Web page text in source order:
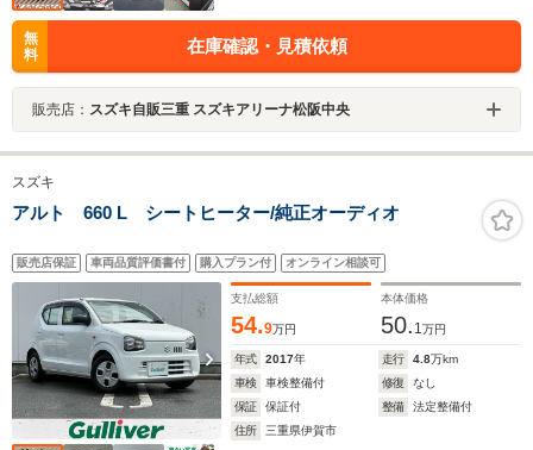
無
料
在庫確認・見積依頼
販売店： スズキ自販三重 スズキアリーナ松阪中央
スズキ
アルト 660 L シートヒーター/純正オーディオ
販売店保証 車両品質評価書付 購入プラン付 オンライン相談可
支払総額
54.9万円
本体価格
50. 1 万円
年式 2017年 走行 4.8万km
車検
車検整備付 修復
なし
保証
保証付 整備
法定整備付
住所
三重県伊賀市